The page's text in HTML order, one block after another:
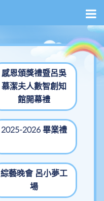
感恩頒獎禮暨呂吳
慕潔夫人數智創知
館開幕禮
2025-2026 畢業禮
綜藝晚會 呂小夢工
場